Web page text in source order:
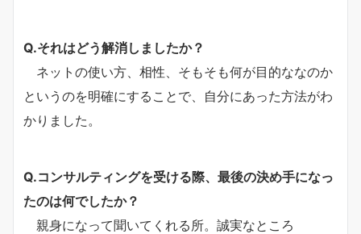
Q.それはどう解消しましたか？
ネットの使い方、相性、そもそも何が目的ななのか
というのを明確にすることで、自分にあった方法がわ
かりました。
Q.コンサルティングを受ける際、最後の決め手になっ
たのは何でしたか？
親身になって聞いてくれる所。誠実なところ